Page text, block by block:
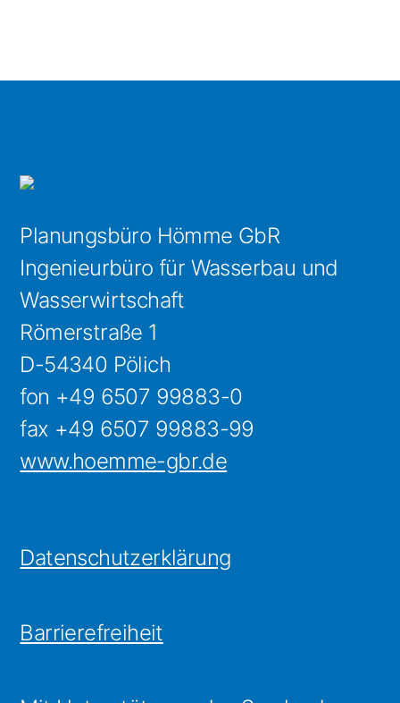
Planungsbüro Hömme GbR
Ingenieurbüro für Wasserbau und
Wasserwirtschaft
Römerstraße 1
D-54340 Pölich
fon +49 6507 99883-0
fax +49 6507 99883-99
www.hoemme-gbr.de
Datenschutzerklärung
Barrierefreiheit